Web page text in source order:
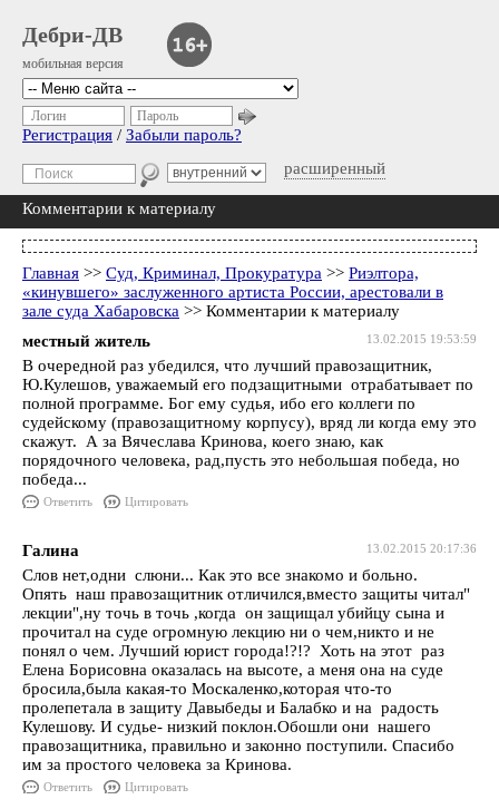
Дебри-ДВ
мобильная версия
расширенный
Логин Пароль
Регистрация / Забыли пароль?
Комментарии к материалу
Главная >> Суд, Криминал, Прокуратура >> Риэлтора,
«кинувшего» заслуженного артиста России, арестовали в
зале суда Хабаровска >> Комментарии к материалу
13.02.2015 19:53:59
местный житель
В очередной раз убедился, что лучший правозащитник,
Ю.Кулешов, уважаемый его подзащитными отрабатывает по
полной программе. Бог ему судья, ибо его коллеги по
судейскому (правозащитному корпусу), вряд ли когда ему это
скажут. А за Вячеслава Кринова, коего знаю, как
порядочного человека, рад,пусть это небольшая победа, но
победа...
Ответить Цитировать
13.02.2015 20:17:36
Галина
Слов нет,одни слюни... Как это все знакомо и больно.
Опять наш правозащитник отличился,вместо защиты читал"
лекции",ну точь в точь ,когда он защищал убийцу сына и
прочитал на суде огромную лекцию ни о чем,никто и не
понял о чем. Лучший юрист города!?!? Хоть на этот раз
Елена Борисовна оказалась на высоте, а меня она на суде
бросила,была какая-то Москаленко,которая что-то
пролепетала в защиту Давыбеды и Балабко и на радость
Кулешову. И судье- низкий поклон.Обошли они нашего
правозащитника, правильно и законно поступили. Спасибо
им за простого человека за Кринова.
Ответить Цитировать